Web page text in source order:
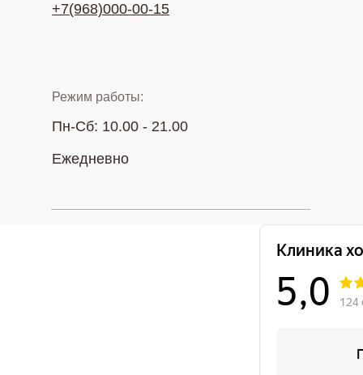
+7(968)000-00-15
Ежедневно
Пн-Сб: 10.00 - 21.00
Режим работы: